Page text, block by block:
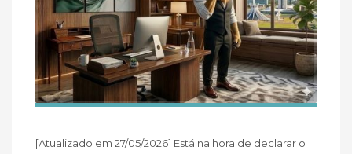
[Atualizado em 27/05/2026] Está na hora de declarar o